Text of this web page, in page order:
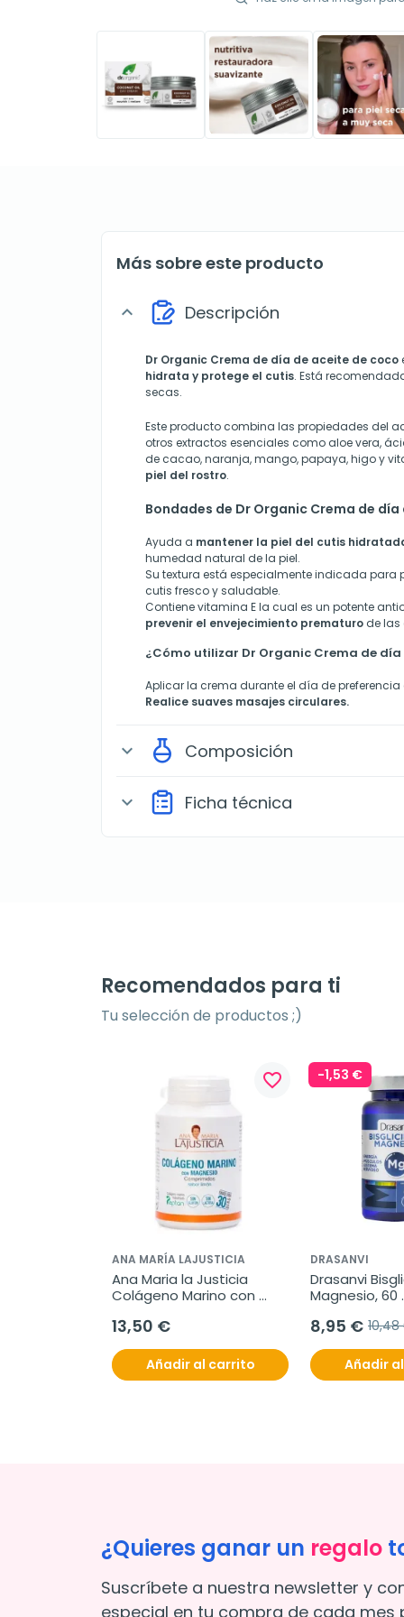
Más sobre este producto
expand_more Descripción
Dr Organic Crema de día de aceite de coco
hidrata y protege el cutis. Está
secas.
Este producto combina las propiedades del
otros extractos esenciales como aloe vera,
de cacao, naranja, mango, papaya, higo y
piel del rostro.
Bondades de Dr Organic Crema de
Ayuda a mantener la piel del cutis
humedad natural de la piel.
Su textura está especialmente indicada para
cutis fresco y saludable.
Contiene vitamina E la cual es un potente
prevenir el envejecimiento prematuro de las
¿Cómo utilizar Dr Organic Crema de día
Aplicar la crema durante el día de
Realice suaves masajes circulares.
expand_more Composición
expand_more Ficha técnica
Recomendados para ti
Tu selección de productos ;)
favorite_border
ANA MARÍA LAJUSTICIA
Ana Maria la Justicia
Colágeno Marino con
comprimidos
13,50 €
Añadir al carrito
-1,53 €
DRASANVI
Drasanvi
Magnesio, 60
8,95 €
Añadir
¿Quieres ganar un regalo
Suscríbete a nuestra newsletter y
especial en tu compra de cada mes